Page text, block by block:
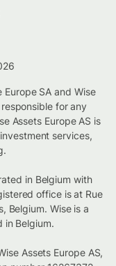
SA and Wise
for any
Assets Europe AS is
services,
in Belgium with
office is at Rue
Belgium. Wise is a
in Belgium.
Assets Europe AS,